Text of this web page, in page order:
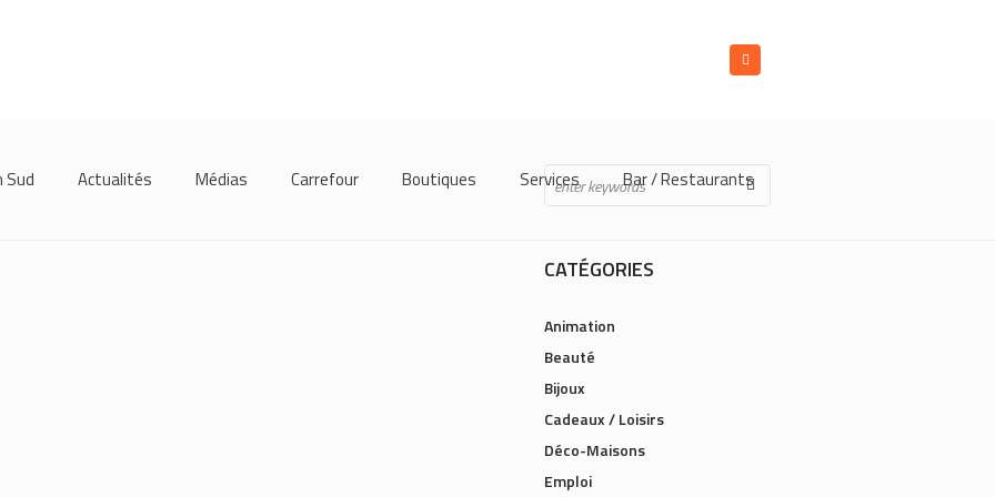
Sud Actualités Médias Carrefour Boutiques Services Bar / Restaurants
CATÉGORIES
Animation
Beauté
Bijoux
Cadeaux / Loisirs
Déco-Maisons
Emploi